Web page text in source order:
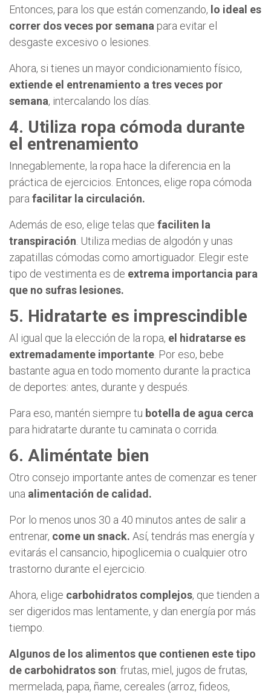
Entonces, para los que están comenzando, lo ideal es
correr dos veces por semana para evitar el
desgaste excesivo o lesiones.
Ahora, si tienes un mayor condicionamiento físico,
extiende el entrenamiento a tres veces por
semana, intercalando los días.
4. Utiliza ropa cómoda durante
el entrenamiento
Innegablemente, la ropa hace la diferencia en la
práctica de ejercicios. Entonces, elige ropa cómoda
para facilitar la circulación.
Además de eso, elige telas que faciliten la
transpiración . Utiliza medias de algodón y unas
zapatillas cómodas como amortiguador. Elegir este
tipo de vestimenta es de extrema importancia para
que no sufras lesiones.
5. Hidratarte es imprescindible
Al igual que la elección de la ropa, el hidratarse es
extremadamente importante . Por eso, bebe
bastante agua en todo momento durante la practica
de deportes: antes, durante y después.
Para eso, mantén siempre tu botella de agua cerca
para hidratarte durante tu caminata o corrida.
6. Aliméntate bien
Otro consejo importante antes de comenzar es tener
una alimentación de calidad.
Por lo menos unos 30 a 40 minutos antes de salir a
entrenar, come un snack. Así, tendrás mas energía y
evitarás el cansancio, hipoglicemia o cualquier otro
trastorno durante el ejercicio.
Ahora, elige carbohidratos complejos, que tienden a
ser digeridos mas lentamente, y dan energía por más
tiempo.
Algunos de los alimentos que contienen este tipo
de carbohidratos son: frutas, miel, jugos de frutas,
mermelada, papa, ñame, cereales (arroz, fideos,